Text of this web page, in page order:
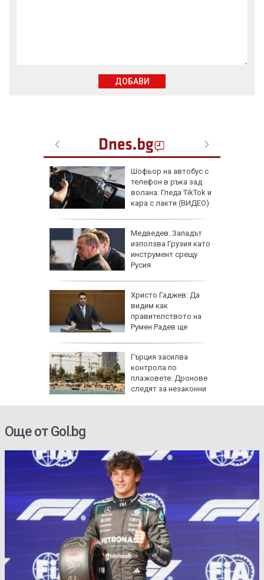
Шофьор на автобус с
телефон в ръка зад
волана: Гледа TikTok и
кара с лакти (ВИДЕО)
Медведев: Западът
използва Грузия като
инструмент срещу
Русия
Христо Гаджев: Да
видим как
правителството на
Румен Радев ще
Гърция засилва
контрола по
плажовете: Дронове
следят за незаконни
ДОБАВИ
Още от Gol.bg